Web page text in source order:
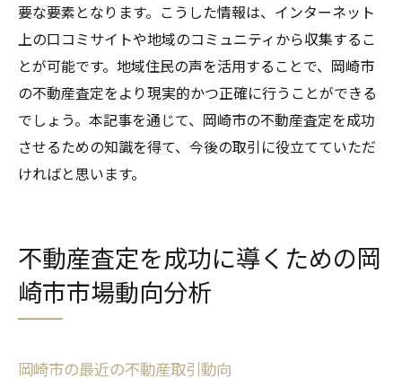
要な要素となります。こうした情報は、インターネット
上の口コミサイトや地域のコミュニティから収集するこ
とが可能です。地域住民の声を活用することで、岡崎市
の不動産査定をより現実的かつ正確に行うことができる
でしょう。本記事を通じて、岡崎市の不動産査定を成功
させるための知識を得て、今後の取引に役立てていただ
ければと思います。
不動産査定を成功に導くための岡
崎市市場動向分析
岡崎市の最近の不動産取引動向